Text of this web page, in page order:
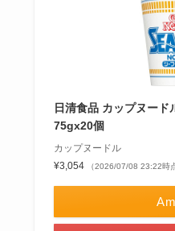
日清食品 カップヌー
75gx20個
カップヌードル
¥3,054
（2026/07/08 23:22時